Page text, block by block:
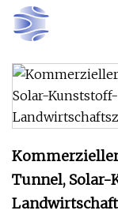
Tunnel, Solar-